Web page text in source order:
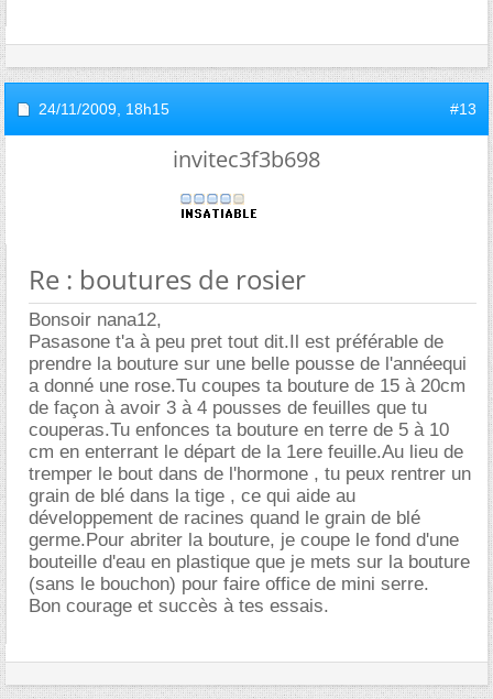
24/11/2009, 18h15 #13
invitec3f3b698
Re : boutures de rosier
Bonsoir nana12,
Pasasone t'a à peu pret tout dit.Il est préférable de
prendre la bouture sur une belle pousse de l'annéequi
a donné une rose.Tu coupes ta bouture de 15 à 20cm
de façon à avoir 3 à 4 pousses de feuilles que tu
couperas.Tu enfonces ta bouture en terre de 5 à 10
cm en enterrant le départ de la 1ere feuille.Au lieu de
tremper le bout dans de l'hormone , tu peux rentrer un
grain de blé dans la tige , ce qui aide au
développement de racines quand le grain de blé
germe.Pour abriter la bouture, je coupe le fond d'une
bouteille d'eau en plastique que je mets sur la bouture
(sans le bouchon) pour faire office de mini serre.
Bon courage et succès à tes essais.